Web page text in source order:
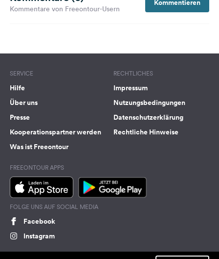
Kommentare von Freeontour-Usern
Kommentieren
SERVICE
Hilfe
Über uns
Presse
Kooperationspartner werden
Was ist Freeontour
RECHTLICHES
Impressum
Nutzungsbedingungen
Datenschutzerklärung
Rechtliche Hinweise
FREEONTOUR APPS
FOLGE UNS AUF SOCIAL MEDIA
Facebook
Instagram